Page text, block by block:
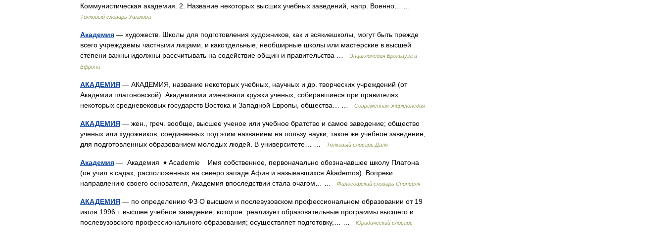
Коммунистическая академия. 2. Название некоторых высших учебных заведений, напр. Военно… …
Толковый словарь Ушакова
Академия — художеств. Школы для подготовления художников, как и всякиешколы, могут быть прежде
всего учреждаемы частными лицами, и какотдельные, необширные школы или мастерские в высшей
степени важны идолжны рассчитывать на содействие общин и правительства …
Энциклопедия Брокгауза и
Ефрона
АКАДЕМИЯ — АКАДЕМИЯ, название некоторых учебных, научных и др. творческих учреждений (от
Академии платоновской). Академиями именовали кружки ученых, собиравшиеся при правителях
некоторых средневековых государств Востока и Западной Европы, общества… …
Современная энциклопедия
АКАДЕМИЯ — жен., греч. вообще, высшее ученое или учебное братство и самое заведение; общество
ученых или художников, соединенных под этим названием на пользу науки; такое же учебное заведение,
для подготовленных образованием молодых людей. В университете… …
Толковый словарь Даля
Академия — Академия ♦ Academie Имя собственное, первоначально обозначавшее школу Платона
(он учил в садах, расположенных на северо западе Афин и называвшихся Akademos). Вопреки
направлению своего основателя, Академия впоследствии стала очагом… …
Философский словарь Спонвиля
АКАДЕМИЯ — по определению ФЗ О высшем и послевузовском профессиональном образовании от 19
июля 1996 г. высшее учебное заведение, которое: реализует образовательные программы высшего и
послевузовского профессионального образования; осуществляет подготовку,… …
Юридический словарь